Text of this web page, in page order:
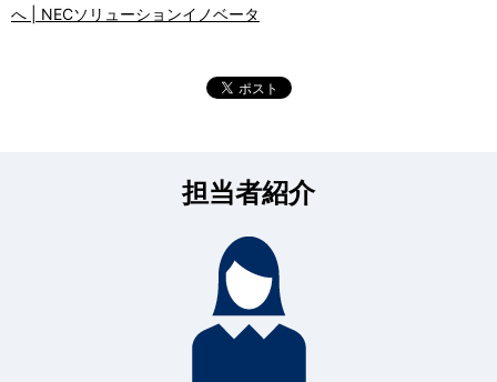
へ | NECソリューションイノベータ
担当者紹介